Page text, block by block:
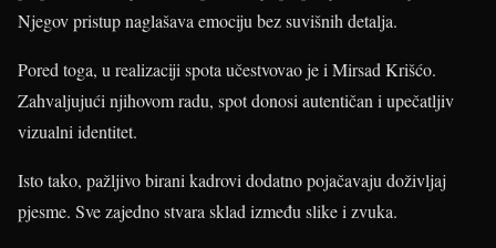
Njegov pristup naglašava emociju bez suvišnih detalja.
Pored toga, u realizaciji spota učestvovao je i Mirsad Krišćo.
Zahvaljujući njihovom radu, spot donosi autentičan i upečatljiv
vizualni identitet.
Isto tako, pažljivo birani kadrovi dodatno pojačavaju doživljaj
pjesme. Sve zajedno stvara sklad između slike i zvuka.